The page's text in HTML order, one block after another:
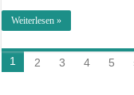
Weiterlesen »
1 2 3 4 5